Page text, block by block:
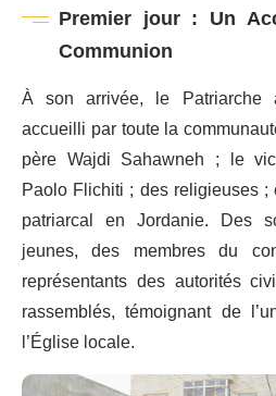
Premier jour : Un
Communion
À son arrivée, le Patriarche
accueilli par toute la
père Wajdi Sahawneh ; le
Paolo Flichiti ; des religieuses
patriarcal en Jordanie. Des
jeunes, des membres du
représentants des autorités
rassemblés, témoignant de
l’Église locale.